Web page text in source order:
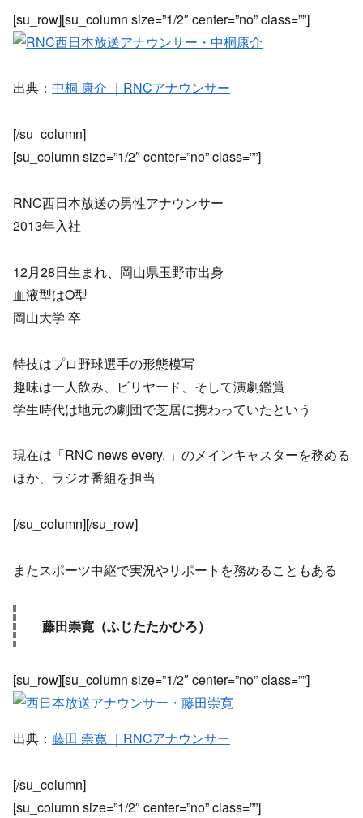
[su_row][su_column size=”1/2″ center=”no” class=””]
出典： 中桐 康介 ｜RNCアナウンサー
[/su_column]
[su_column size=”1/2″ center=”no” class=””]
RNC西日本放送の男性アナウンサー
2013年入社
12月28日生まれ、岡山県玉野市出身
血液型はO型
岡山大学 卒
特技はプロ野球選手の形態模写
趣味は一人飲み、ビリヤード、そして演劇鑑賞
学生時代は地元の劇団で芝居に携わっていたという
現在は「RNC news every. 」のメインキャスターを務める
ほか、ラジオ番組を担当
[/su_column][/su_row]
またスポーツ中継で実況やリポートを務めることもある
藤田崇寛（ふじたたかひろ）
[su_row][su_column size=”1/2″ center=”no” class=””]
出典： 藤田 崇寛 ｜RNCアナウンサー
[/su_column]
[su_column size=”1/2″ center=”no” class=””]